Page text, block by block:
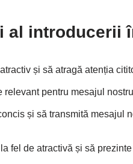
al introducerii
și să atragă atenția
relevant pentru mesajul
și să transmită mesajul
fel de atractivă și să